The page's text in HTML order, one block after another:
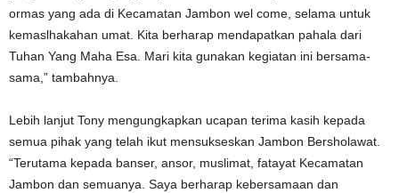
ormas yang ada di Kecamatan Jambon wel come, selama untuk
kemaslhakahan umat. Kita berharap mendapatkan pahala dari
Tuhan Yang Maha Esa. Mari kita gunakan kegiatan ini bersama-
sama,” tambahnya.
Lebih lanjut Tony mengungkapkan ucapan terima kasih kepada
semua pihak yang telah ikut mensukseskan Jambon Bersholawat.
“Terutama kepada banser, ansor, muslimat, fatayat Kecamatan
Jambon dan semuanya. Saya berharap kebersamaan dan